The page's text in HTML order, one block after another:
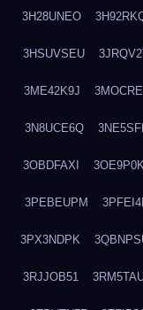
3H28UNEO
3HSUVSEU
3ME42K9J
3N8UCE6Q
3OBDFAXI 3OE9P0KI
3PEBEUPM
3PX3NDPK
3RJJOB51